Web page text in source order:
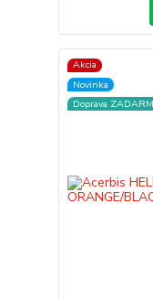
Akcia
Novinka
Doprava